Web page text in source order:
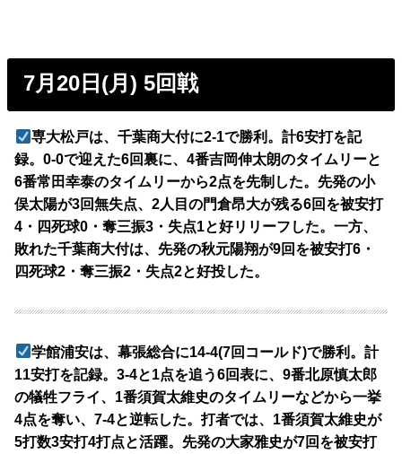
7月20日(月) 5回戦
専大松戸は、千葉商大付に2-1で勝利。計6安打を記
録。0-0で迎えた6回裏に、4番吉岡伸太朗のタイムリーと
6番常田幸泰のタイムリーから2点を先制した。先発の小
俣太陽が3回無失点、2人目の門倉昂大が残る6回を被安打
4・四死球0・奪三振3・失点1と好リリーフした。一方、
敗れた千葉商大付は、先発の秋元陽翔が9回を被安打6・
四死球2・奪三振2・失点2と好投した。
学館浦安は、幕張総合に14-4(7回コールド)で勝利。計
11安打を記録。3-4と1点を追う6回表に、9番北原慎太郎
の犠牲フライ、1番須賀太維史のタイムリーなどから一挙
4点を奪い、7-4と逆転した。打者では、1番須賀太維史が
5打数3安打4打点と活躍。先発の大家雅史が7回を被安打